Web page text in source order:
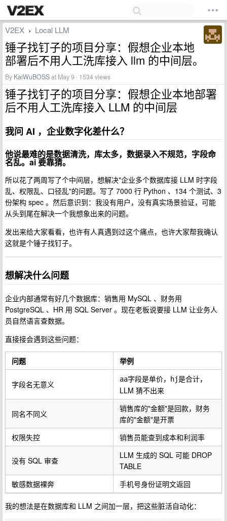
V2EX › Local LLM
锤子找钉子的项目分享：假想企业本地
部署后不用人工洗库接入 llm 的中间层。
By KaiWuBOSSat May 9 · 1534 views
锤子找钉子的项目分享：假想企业本地部署
后不用人工洗库接入 LLM 的中间层
我问 AI ，企业数字化差什么？
他说最难的是数据清洗，库太多，数据录入不规范，字段命
名乱。ai 要靠猜。
所以花了两周写了个中间层，想解决"企业多个数据库接 LLM 时字段
乱、权限乱、口径乱"的问题。写了 7000 行 Python 、134 个测试、3
份架构 spec 。然后意识到：我没有用户，没有真实场景验证，可能
从头到尾在解决一个我想象出来的问题。
发出来给大家看看，也许有人真遇到过这个痛点，也许大家帮我确认
这就是个锤子找钉子。
想解决什么问题
企业内部通常有好几个数据库：销售用 MySQL 、财务用
PostgreSQL 、HR 用 SQL Server 。现在老板说要接 LLM 让业务人
员自然语言查数据。
直接接会遇到这些问题：
问题 举例
字段名无意义 aa字段是单价， hj是合计，
LLM 猜不出来
同名不同义
销售库的"金额"是回款，财务
库的"金额"是开票
权限失控
销售员能查到成本和利润率
没有 SQL 审查
LLM 生成的 SQL 可能 DROP
TABLE
敏感数据裸奔
手机号身份证明文返回
我的想法是在数据库和 LLM 之间加一层，把这些脏活自动化：